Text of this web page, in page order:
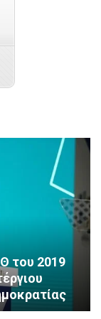
στα
και τη 2η